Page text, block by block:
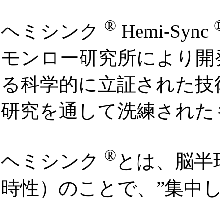
ヘミシンク ® Hemi-Sync
モンロー研究所により
る科学的に立証された
研究を通して洗練され
ヘミシンク ®とは、脳
時性）のことで、”集中